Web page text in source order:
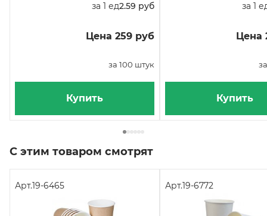
за 1 ед2.59 руб
Цена 259 руб
за 100 штук
Купить
за 1
Цена
Купить
С этим товаром смотрят
Арт.19-6465 Арт.19-6772